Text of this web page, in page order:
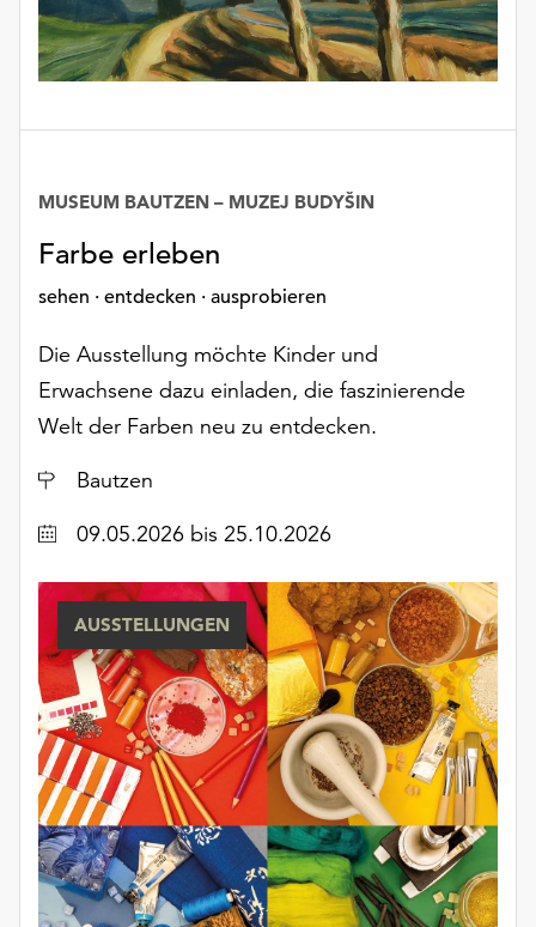
Farbe erleben
sehen · entdecken · ausprobieren
MUSEUM BAUTZEN – MUZEJ BUDYŠIN
Die Ausstellung möchte Kinder und
Erwachsene dazu einladen, die faszinierende
Welt der Farben neu zu entdecken.
Ort
Bautzen
Datum09.05.2026 bis 25.10.2026
AUSSTELLUNGEN